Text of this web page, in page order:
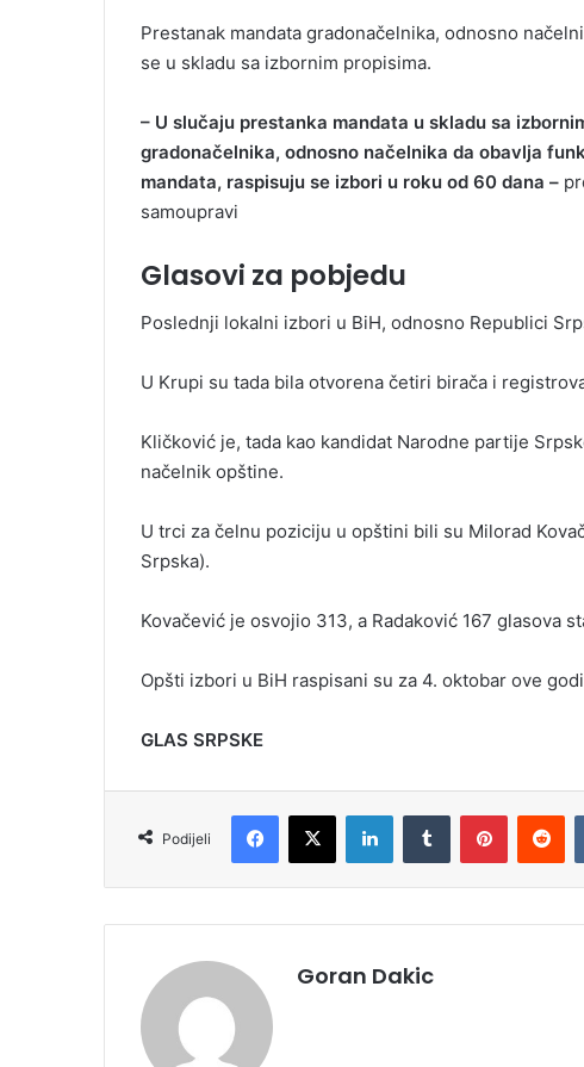
Prestanak mandata gradonačelnika, odnosno
se u skladu sa izbornim propisima.
– U slučaju prestanka mandata u skladu sa
gradonačelnika, odnosno načelnika da obavlja
mandata, raspisuju se izbori u roku od 60 dana –
samoupravi
Glasovi za pobjedu
Poslednji lokalni izbori u BiH, odnosno Republici
U Krupi su tada bila otvorena četiri birača i
Kličković je, tada kao kandidat Narodne partije
načelnik opštine.
U trci za čelnu poziciju u opštini bili su Milorad
Srpska).
Kovačević je osvojio 313, a Radaković 167 glasova
Opšti izbori u BiH raspisani su za 4. oktobar ove
GLAS SRPSKE
Podijeli
Goran Dakic